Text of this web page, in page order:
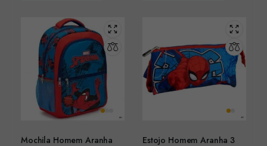
Mochila Homem Aranha
Estojo Homem Aranha 3